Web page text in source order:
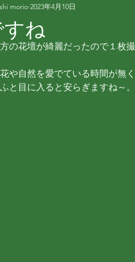
ね
morio 2023年4月10日
の花壇が綺麗だったので１枚
や自然を愛でている時間が無く
と目に入ると安らぎますね～。